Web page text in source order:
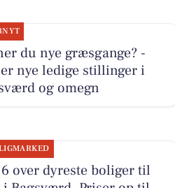
du nye græsgange? -
nye ledige stillinger i
og omegn
over dyreste boliger til